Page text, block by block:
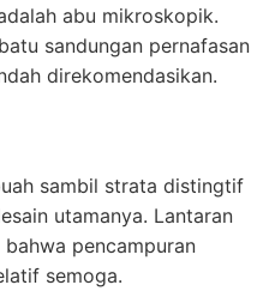
abu mikroskopik.
sandungan pernafasan
direkomendasikan.
sambil strata distingtif
utamanya. Lantaran
pencampuran
semoga.